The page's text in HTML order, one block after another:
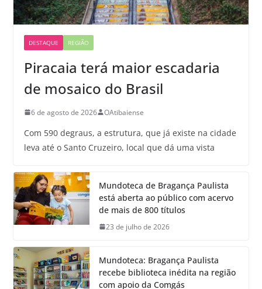
DESTAQUE REGIÃO
Piracaia terá maior escadaria
de mosaico do Brasil
6 de agosto de 2026 OAtibaiense
Com 590 degraus, a estrutura, que já existe na cidade
leva até o Santo Cruzeiro, local que dá uma vista
Mundoteca de Bragança Paulista
está aberta ao público com acervo
de mais de 800 títulos
23 de julho de 2026
Mundoteca: Bragança Paulista
recebe biblioteca inédita na região
com apoio da Comgás